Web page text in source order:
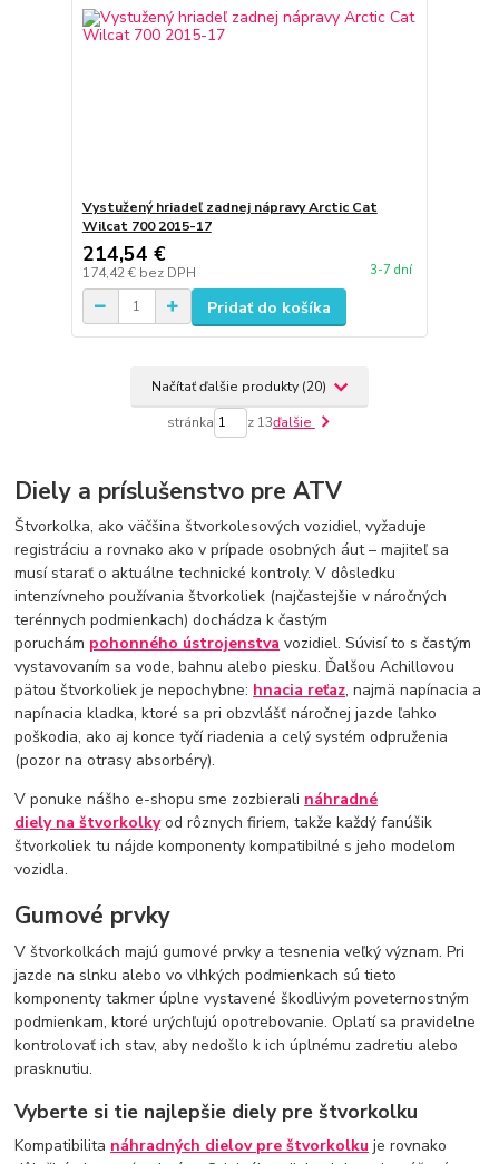
Vystužený hriadeľ zadnej nápravy Arctic Cat
Wilcat 700 2015-17
214,54 €
174,42 € bez DPH 3-7 dní
Pridať do košíka
Načítať ďalšie produkty (20)
stránka z 13ďalšie
Diely a príslušenstvo pre ATV
Štvorkolka, ako väčšina štvorkolesových vozidiel, vyžaduje
registráciu a rovnako ako v prípade osobných áut – majiteľ sa
musí starať o aktuálne technické kontroly. V dôsledku
intenzívneho používania štvorkoliek (najčastejšie v náročných
terénnych podmienkach) dochádza k častým
poruchám pohonného ústrojenstva vozidiel. Súvisí to s častým
vystavovaním sa vode, bahnu alebo piesku. Ďalšou Achillovou
pätou štvorkoliek je nepochybne: hnacia reťaz, najmä napínacia a
napínacia kladka, ktoré sa pri obzvlášť náročnej jazde ľahko
poškodia, ako aj konce tyčí riadenia a celý systém odpruženia
(pozor na otrasy absorbéry).
V ponuke nášho e-shopu sme zozbierali náhradné
diely na štvorkolkyod rôznych firiem, takže každý fanúšik
štvorkoliek tu nájde komponenty kompatibilné s jeho modelom
vozidla.
Gumové prvky
V štvorkolkách majú gumové prvky a tesnenia veľký význam. Pri
jazde na slnku alebo vo vlhkých podmienkach sú tieto
komponenty takmer úplne vystavené škodlivým poveternostným
podmienkam, ktoré urýchľujú opotrebovanie. Oplatí sa pravidelne
kontrolovať ich stav, aby nedošlo k ich úplnému zadretiu alebo
prasknutiu.
Vyberte si tie najlepšie diely pre štvorkolku
Kompatibilita náhradných dielov pre štvorkolku je rovnako